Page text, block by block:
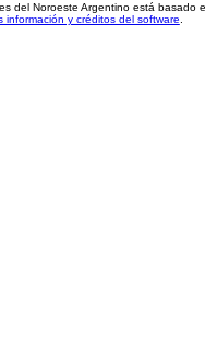
del Noroeste Argentino está basado
información y créditos del software